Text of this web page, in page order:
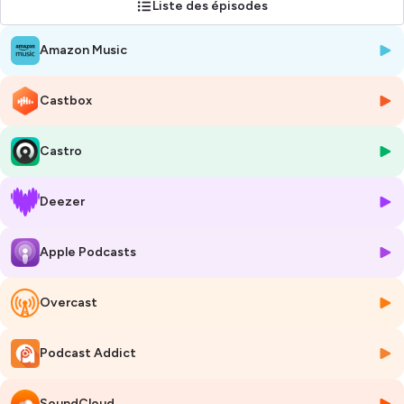
Son association "
bénévoles, est reconnue d'intérêt général. Son Académie
concours internationaux, accueille 80 stagiaires pour les
masterclasses des artistes du festival. Le concours du Festival, le
Ferret Music Open
.La mission pédagogique est également destinée aux plus jeunes avec
en gratuité complète des ateliers découvertes, des extras sous forme
de concerts décontractés et des concerts jeune public.
Depuis 2011, 330 artistes et jeunes talents provenant de 27 pays dont
parrains du festival et de l’Académie Internationale sont
François-
René Duchable
Depuis le Cap Ferret Music Festival 2022,
aborde avec ses invités différents sujets autour de la musique.
Lorène Carpenter-Alins
Zeuxo Productions
Liste des épisodes
Amazon Music
Castbox
Castro
Deezer
Apple Podcasts
Overcast
Podcast Addict